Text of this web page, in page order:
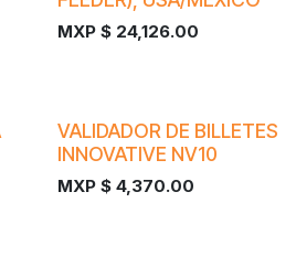
MXP $ 24,126.00
VALIDADOR DE BILLETES
INNOVATIVE NV10
MXP $ 4,370.00